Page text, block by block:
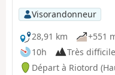
Visorandonneur
28,91 km
+551
10h
Très difficile
Départ à Riotord